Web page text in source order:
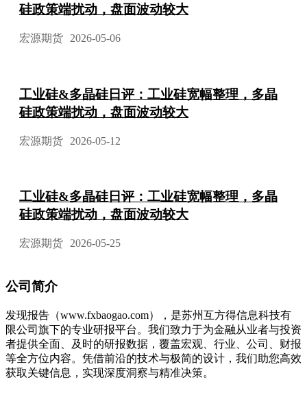
硅政策端扰动，盘面波动较大
宏源期货 2026-05-06
工业硅&多晶硅日评：工业硅宽幅整理，多晶
硅政策端扰动，盘面波动较大
宏源期货 2026-05-12
工业硅&多晶硅日评：工业硅宽幅整理，多晶
硅政策端扰动，盘面波动较大
宏源期货 2026-05-25
公司简介
发现报告（www.fxbaogao.com），是苏州互方得信息科技有
限公司旗下的专业研报平台。我们致力于为金融从业者与投资
者提供全面、及时的研报数据，覆盖宏观、行业、公司、财报
等全方位内容。凭借前沿的技术与极简的设计，我们助您高效
获取关键信息，实现深度洞察与精准决策。